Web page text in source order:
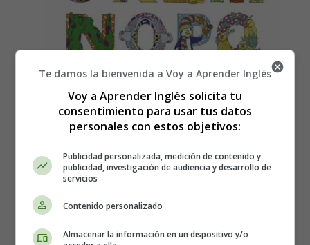
Canciones para Niños en Inglés:
Alfabeto - Songs for Children in
Te damos la bienvenida a Voy a Aprender Inglés
Voy a Aprender Inglés solicita tu
consentimiento para usar tus datos
personales con estos objetivos:
Publicidad personalizada, medición de contenido y
publicidad, investigación de audiencia y desarrollo de
servicios
Contenido personalizado
Almacenar la información en un dispositivo y/o